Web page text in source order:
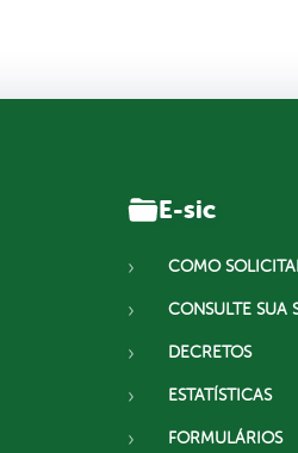
E-sic
COMO
CONSULTE SUA
DECRETOS
ESTATÍSTICAS
FORMULÁRIOS